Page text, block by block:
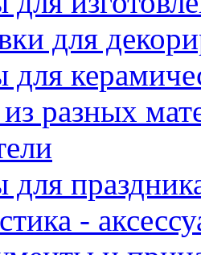
для
для
разных
для
-